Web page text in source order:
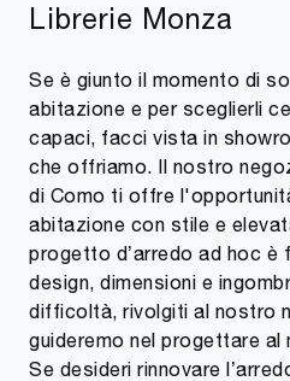
Librerie Monza
Se è giunto il momento di
abitazione e per sceglierli
capaci, facci vista in
che offriamo. Il nostro
di Como ti offre
abitazione con stile e
progetto d’arredo ad hoc è
design, dimensioni e
difficoltà, rivolgiti al nostro
guideremo nel progettare al
Se desideri rinnovare